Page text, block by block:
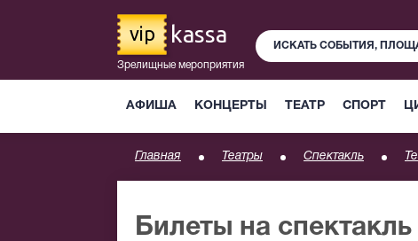
vip kassa
Зрелищные мероприятия
АФИША КОНЦЕРТЫ ТЕАТР СПОРТ
Главная Театры Спектакль
Билеты на